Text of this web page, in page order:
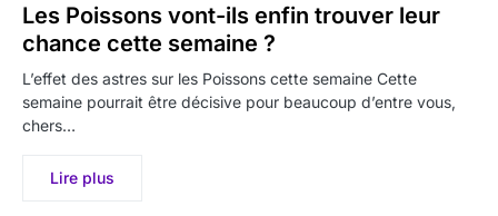
Les Poissons vont-ils enfin trouver leur
chance cette semaine ?
L’effet des astres sur les Poissons cette semaine Cette
semaine pourrait être décisive pour beaucoup d’entre vous,
chers…
Lire plus